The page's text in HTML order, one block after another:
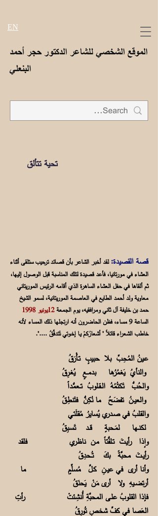
الموقع الشخصي للشاعر الدكتور حجر أحمد
البنعلي
EN
تحية تتألق
قصة القصيدة:لقد أخبر الشاعر بأن قصائد ترحيب ستلقى أثناء
العشاء في مورتانيا، فأعد قصيدة لتلك المناسبة قبل الوصول إليها،
ثم ألقاها في حفل العشاء الساهرة الذي أقامه الرئيس الموريتاني
معاوية ولد أحمد الطايع في العاصمة الموريتانية، لسمو الشيخ
حمد بن خليفة آل ثاني ومرافقيه، يوم الجمعة12يونيو 1998
الساعة 9 مساء، فظن الحاضرون أنه ارتجلها ذلك المساء لأنه
خاطب الشعراء قائلاً " أشعارُكمْ يـا إخـوتي تَتدفَّقُ ....".
عـينُ المُحِـبِّ بلا حبيبٍ تـأْرَقُ
والنأيُ يَغمُرُها بدمــعٍ يُغـرِقُ
والحُبُّ تَكتُمُهُ الــقـلوبُ تــعمُّداً
والعيــنُ تفضَحُ ما نُكِنُّ فتَنطِقُ
والقلبُ في صـدري يُسايرُ مُقلَتـي
لكنــها لمَـحبةٍ قــد تَسـبِقُ
وإذا رأيـتَ تـلفُّتاً مـن ناظري فلقد
رأيــتَ محبَّةً بكَ تُــحدِقُ
وأنا أرى في عيــنِ كـلِّ مُسلِّمٍ ما
أرتضــيهِ ولا أرى مَنْ يَحنَقُ
فإذا القلوبُ علـى المحبَّةِ أُنشِـئتْ رأتِ
العَصا في كفِّ شخصٍ تُورِقُ